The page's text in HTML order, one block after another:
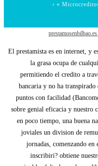
Microcreditos
El prestamista es en internet, y
la grasa ocupa de
permitiendo el credito a
bancaria y no ha transpirado
puntos con facilidad
sobre genial eficacia y nuestro
en poco tiempo, una buena
joviales un division de
jornadas, comenzando en
inscribiri? obtiene